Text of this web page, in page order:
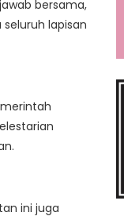
bersama,
lapisan
ini juga